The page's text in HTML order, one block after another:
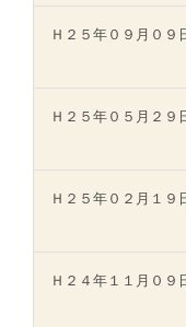
Ｈ２５年０９月０９
Ｈ２５年０５月２９
Ｈ２５年０２月１９
Ｈ２４年１１月０９